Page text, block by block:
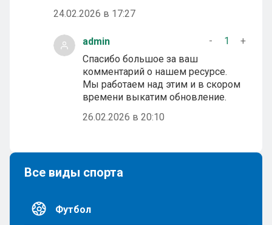
24.02.2026 в 17:27
admin - 1
+
Спасибо большое за ваш
комментарий о нашем ресурсе.
Мы работаем над этим и в скором
времени выкатим обновление.
26.02.2026 в 20:10
Все виды спорта
Футбол